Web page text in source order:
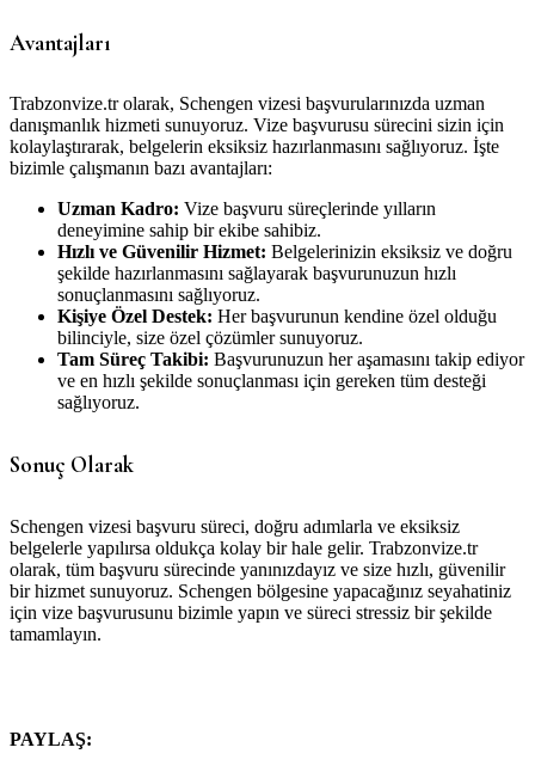
Avantajları
Trabzonvize.tr olarak, Schengen vizesi başvurularınızda uzman
danışmanlık hizmeti sunuyoruz. Vize başvurusu sürecini sizin için
kolaylaştırarak, belgelerin eksiksiz hazırlanmasını sağlıyoruz. İşte
bizimle çalışmanın bazı avantajları:
Uzman Kadro: Vize başvuru süreçlerinde yılların
deneyimine sahip bir ekibe sahibiz.
Hızlı ve Güvenilir Hizmet: Belgelerinizin eksiksiz ve doğru
şekilde hazırlanmasını sağlayarak başvurunuzun hızlı
sonuçlanmasını sağlıyoruz.
Kişiye Özel Destek: Her başvurunun kendine özel olduğu
bilinciyle, size özel çözümler sunuyoruz.
Tam Süreç Takibi: Başvurunuzun her aşamasını takip ediyor
ve en hızlı şekilde sonuçlanması için gereken tüm desteği
sağlıyoruz.
Sonuç Olarak
Schengen vizesi başvuru süreci, doğru adımlarla ve eksiksiz
belgelerle yapılırsa oldukça kolay bir hale gelir. Trabzonvize.tr
olarak, tüm başvuru sürecinde yanınızdayız ve size hızlı, güvenilir
bir hizmet sunuyoruz. Schengen bölgesine yapacağınız seyahatiniz
için vize başvurusunu bizimle yapın ve süreci stressiz bir şekilde
tamamlayın.
PAYLAŞ: